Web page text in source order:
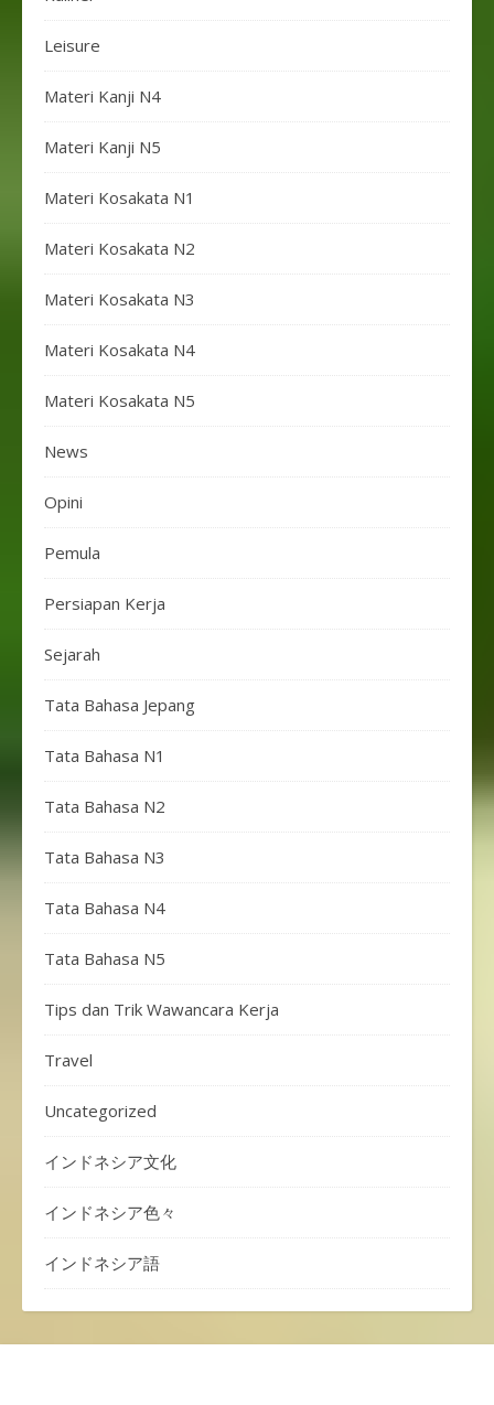
Leisure
Materi Kanji N4
Materi Kanji N5
Materi Kosakata N1
Materi Kosakata N2
Materi Kosakata N3
Materi Kosakata N4
Materi Kosakata N5
News
Opini
Pemula
Persiapan Kerja
Sejarah
Tata Bahasa Jepang
Tata Bahasa N1
Tata Bahasa N2
Tata Bahasa N3
Tata Bahasa N4
Tata Bahasa N5
Tips dan Trik Wawancara Kerja
Travel
Uncategorized
インドネシア文化
インドネシア色々
インドネシア語